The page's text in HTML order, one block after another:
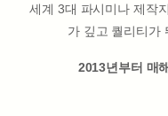
세계 3대 파시미나 제작
가 깊고 퀄리티가
2013년부터 매